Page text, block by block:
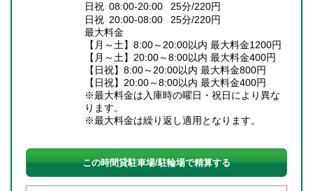
日祝 08:00-20:00 25分/220円
日祝 20:00-08:00 25分/220円
最大料金
【月～土】8:00～20:00以内 最大料金1200円
【月～土】20:00～8:00以内 最大料金400円
【日祝】8:00～20:00以内 最大料金800円
【日祝】20:00～8:00以内 最大料金400円
※最大料金は入庫時の曜日・祝日により異な
ります。
※最大料金は繰り返し適用となります。
この時間貸駐車場/駐輪場で精算する